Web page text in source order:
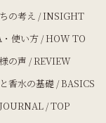
の考え / INSIGHT
使い方 / HOW TO
の声 / REVIEW
香水の基礎 / BASICS
/ TOP